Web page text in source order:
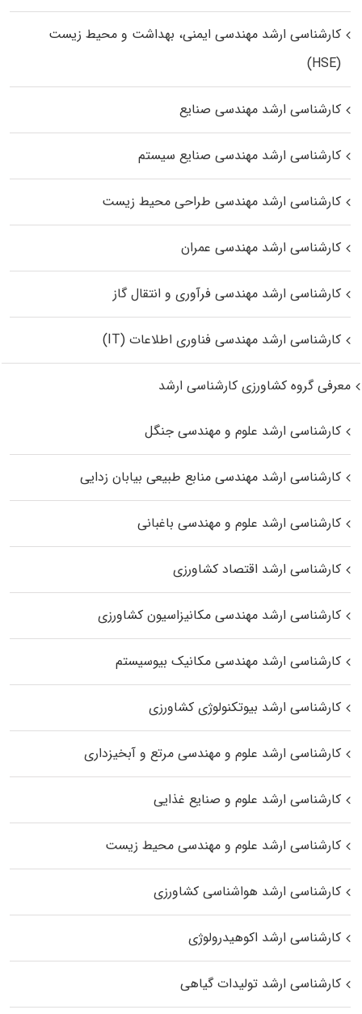
کارشناسی ارشد مهندسی ایمنی، بهداشت و محیط زیست
(HSE)
کارشناسی ارشد مهندسی صنایع
کارشناسی ارشد مهندسی صنایع سیستم
کارشناسی ارشد مهندسی طراحی محیط زیست
کارشناسی ارشد مهندسی عمران
کارشناسی ارشد مهندسی فرآوری و انتقال گاز
کارشناسی ارشد مهندسی فناوری اطلاعات (IT)
معرفی گروه کشاورزی کارشناسی ارشد
کارشناسی ارشد علوم و مهندسی جنگل
کارشناسی ارشد مهندسی منابع طبیعی بیابان زدایی
کارشناسی ارشد علوم و مهندسی باغبانی
کارشناسی ارشد اقتصاد کشاورزی
کارشناسی ارشد مهندسی مکانیزاسیون کشاورزی
کارشناسی ارشد مهندسی مکانیک بیوسیستم
کارشناسی ارشد بیوتکنولوژی کشاورزی
کارشناسی ارشد علوم و مهندسی مرتع و آبخیزداری
کارشناسی ارشد علوم و صنایع غذایی
کارشناسی ارشد علوم و مهندسی محیط زیست
کارشناسی ارشد هواشناسی کشاورزی
کارشناسی ارشد اکوهیدرولوژی
کارشناسی ارشد تولیدات گیاهی